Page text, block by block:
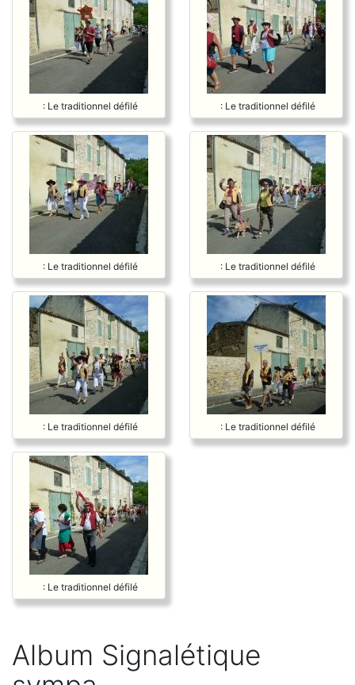
: Le traditionnel défilé : Le traditionnel défilé
: Le traditionnel défilé : Le traditionnel défilé
: Le traditionnel défilé : Le traditionnel défilé
: Le traditionnel défilé
Album Signalétique